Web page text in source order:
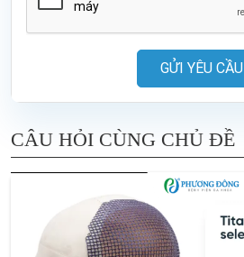
GỬI YÊU CẦU
CÂU HỎI CÙNG CHỦ ĐỀ